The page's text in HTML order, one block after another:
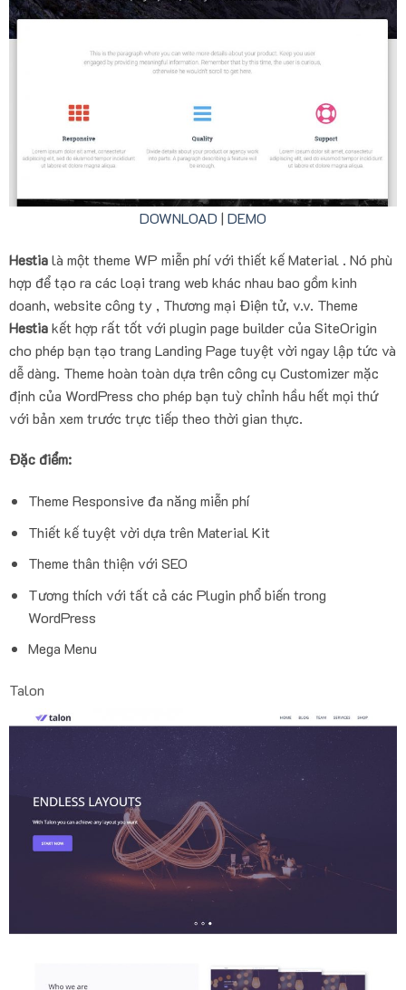
DOWNLOAD | DEMO
Hestialà một theme WP miễn phí với thiết kế Material . Nó phù
hợp để tạo ra các loại trang web khác nhau bao gồm kinh
doanh, website công ty , Thương mại Điện tử, v.v. Theme
Hestiakết hợp rất tốt với plugin page builder của SiteOrigin
cho phép bạn tạo trang Landing Page tuyệt vời ngay lập tức và
dễ dàng. Theme hoàn toàn dựa trên công cụ Customizer mặc
định của WordPress cho phép bạn tuỳ chỉnh hầu hết mọi thứ
với bản xem trước trực tiếp theo thời gian thực.
Đặc điểm:
Theme Responsive đa năng miễn phí
Thiết kế tuyệt vời dựa trên Material Kit
Theme thân thiện với SEO
Tương thích với tất cả các Plugin phổ biến trong
WordPress
Mega Menu
Talon